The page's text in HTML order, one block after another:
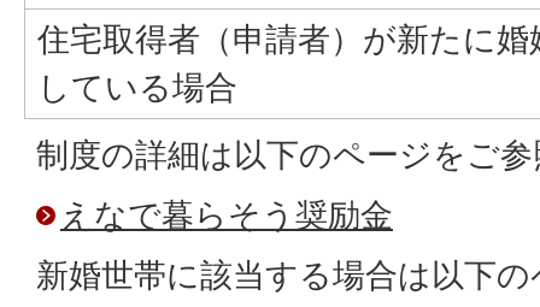
住宅取得者（申請者）が新たに婚
している場合
制度の詳細は以下のページをご
えなで暮らそう奨励金
新婚世帯に該当する場合は以下